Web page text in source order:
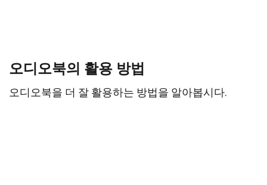
오디오북의 활용 방법
오디오북을 더 잘 활용하는 방법을 알아봅시다.